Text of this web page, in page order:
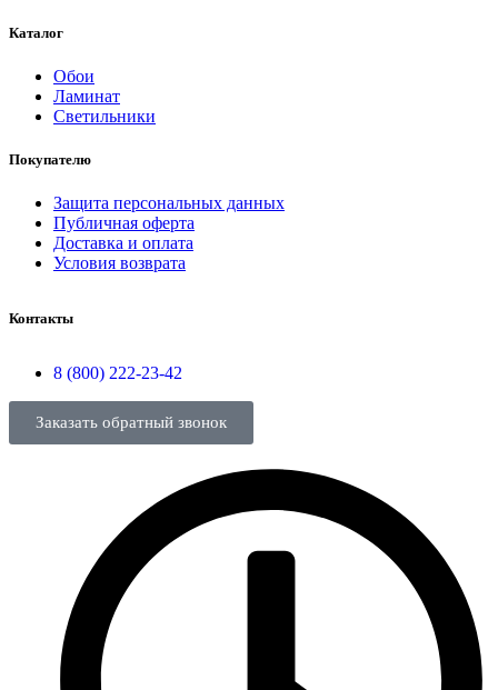
Каталог
Обои
Ламинат
Светильники
Покупателю
Защита персональных данных
Публичная оферта
Доставка и оплата
Условия возврата
Контакты
8 (800) 222-23-42
Заказать обратный звонок